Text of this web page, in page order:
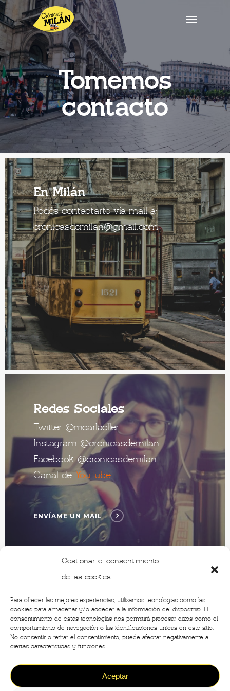
Gestionar el consentimiento
de las cookies
Para ofrecer las mejores experiencias, utilizamos tecnologías como las
cookies para almacenar y/o acceder a la información del dispositivo. El
consentimiento de estas tecnologías nos permitirá procesar datos como el
comportamiento de navegación o las identificaciones únicas en este sitio.
No consentir o retirar el consentimiento, puede afectar negativamente a
ciertas características y funciones.
Aceptar
Tomemos
contacto
En Milán
Podés contactartevía mail a:
cronicasdemilan@gmail.com
Redes Sociales
Twitter @mcarlaoller
Instagram @cronicasdemilan
Facebook@cronicasdemilan
Canal de YouTube
ENVÍAME UN MAIL